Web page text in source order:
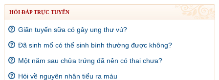
HỎI ĐÁP TRỰC TUYẾN
Giãn tuyến sữa có gây ung thư vú?
Đã sinh mổ có thể sinh bình thường được không?
Một năm sau chửa trứng đã nên có thai chưa?
Hỏi về nguyên nhân tiểu ra máu